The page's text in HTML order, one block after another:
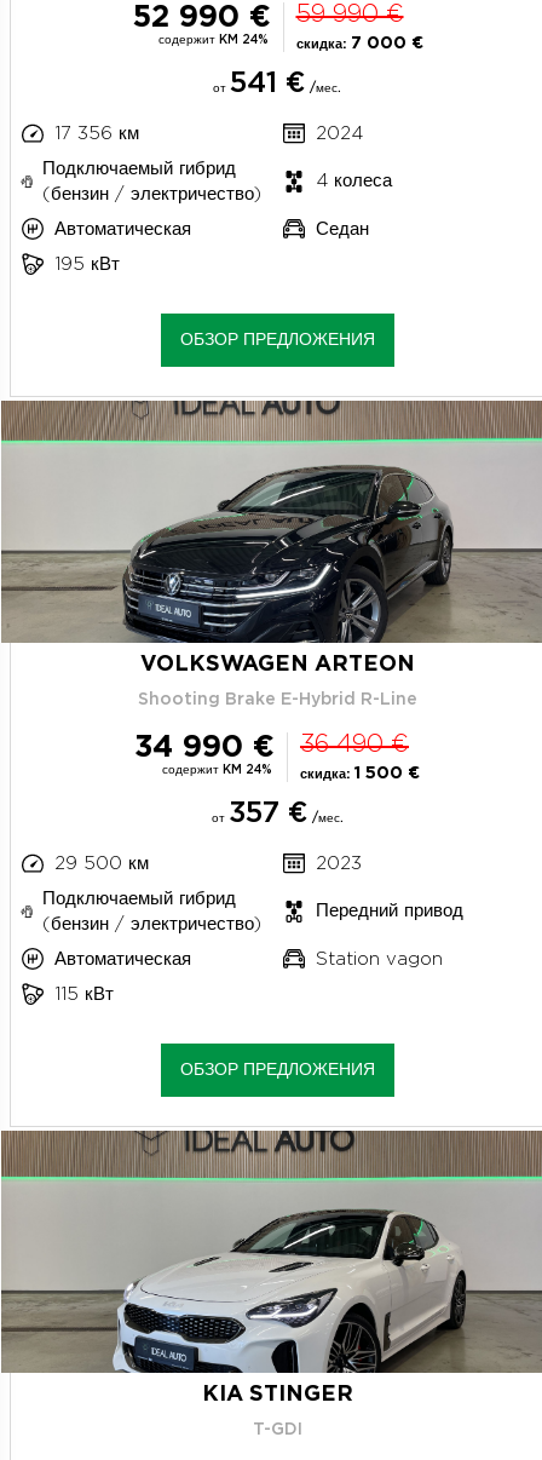
52 990 €
содержит KM 24%
59 990 €
скидка: 7 000 €
от 541 € /мес.
17 356 км
2024
Подключаемый гибрид
(бензин / электричество)
4 колеса
Автоматическая
Седан
195 кВт
ОБЗОР ПРЕДЛОЖЕНИЯ
VOLKSWAGEN ARTEON
Shooting Brake E-Hybrid R-Line
34 990 €
содержит KM 24%
36 490 €
скидка: 1 500 €
от 357 € /мес.
29 500 км
2023
Подключаемый гибрид
(бензин / электричество)
Передний привод
Автоматическая
Station vagon
115 кВт
ОБЗОР ПРЕДЛОЖЕНИЯ
KIA STINGER
T-GDI